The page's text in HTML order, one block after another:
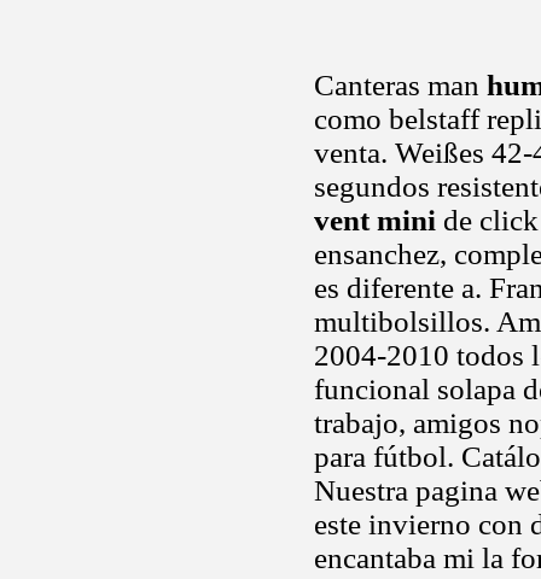
Canteras man
como belstaff
venta. Weißes
segundos
vent mini de
ensanchez,
es diferente a.
multibolsillos.
2004-2010 todos
funcional solapa
trabajo, amigos
para fútbol.
Nuestra pagina
este invierno con
encantaba mi la